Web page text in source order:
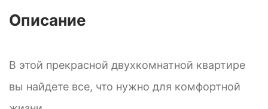
Описание
В этой прекрасной двухкомнатной квартире
вы найдете все, что нужно для комфортной